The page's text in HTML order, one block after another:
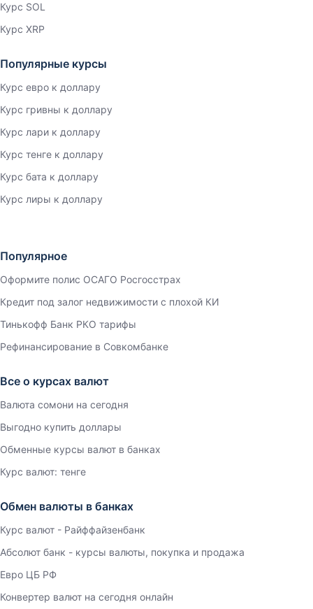
Курс SOL
Курс XRP
Популярные курсы
Курс евро к доллару
Курс гривны к доллару
Курс лари к доллару
Курс тенге к доллару
Курс бата к доллару
Курс лиры к доллару
Популярное
Оформите полис ОСАГО Росгосстрах
Кредит под залог недвижимости с плохой КИ
Тинькофф Банк РКО тарифы
Рефинансирование в Совкомбанке
Все о курсах валют
Валюта сомони на сегодня
Выгодно купить доллары
Обменные курсы валют в банках
Курс валют: тенге
Обмен валюты в банках
Курс валют - Райффайзенбанк
Абсолют банк - курсы валюты, покупка и продажа
Евро ЦБ РФ
Конвертер валют на сегодня онлайн